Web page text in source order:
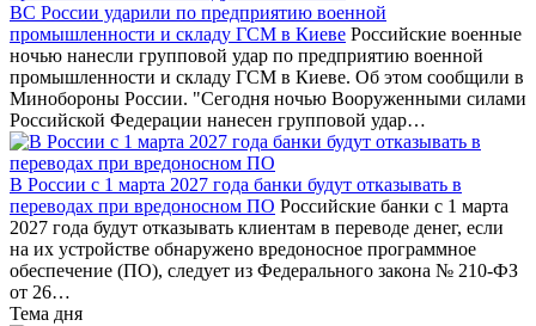
ВС России ударили по предприятию военной
промышленности и складу ГСМ в Киеве Российские военные
ночью нанесли групповой удар по предприятию военной
промышленности и складу ГСМ в Киеве. Об этом сообщили в
Минобороны России. "Сегодня ночью Вооруженными силами
Российской Федерации нанесен групповой удар…
В России с 1 марта 2027 года банки будут отказывать в
переводах при вредоносном ПО Российские банки с 1 марта
2027 года будут отказывать клиентам в переводе денег, если
на их устройстве обнаружено вредоносное программное
обеспечение (ПО), следует из Федерального закона № 210-ФЗ
от 26…
Тема дня